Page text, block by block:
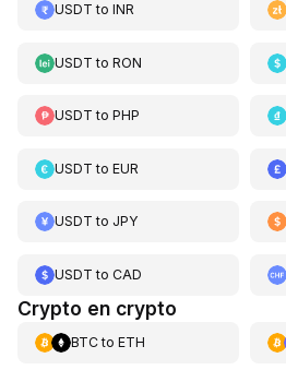
USDT to INR
USDT to RON
USDT to PHP
USDT to EUR
USDT to JPY
USDT to CAD
Crypto en crypto
BTCto ETH